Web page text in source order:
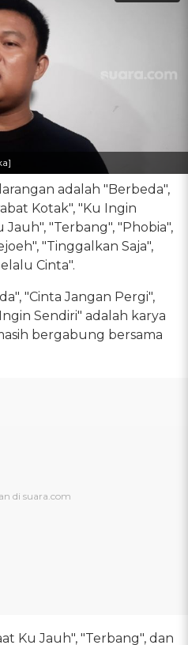
adalah "Berbeda",
Kotak", "Ku Ingin
Jauh", "Terbang", "Phobia",
"Tinggalkan Saja",
Cinta".
"Cinta Jangan Pergi",
Sendiri" adalah karya
bergabung bersama
Ku Jauh", "Terbang", dan